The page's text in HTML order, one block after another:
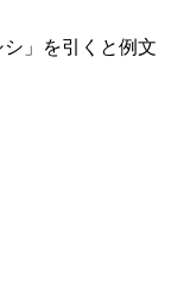
」を引くと例文